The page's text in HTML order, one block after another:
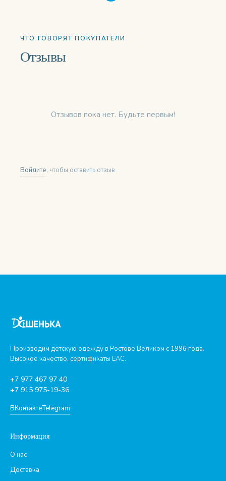
ЧТО ГОВОРЯТ ПОКУПАТЕЛИ
Отзывы
Отзывов пока нет. Будьте первым!
Войдите, чтобы оставить отзыв
Производим детскую одежду в Ростове Великом с 1996 года.
Высокое качество, сертификаты ЕАС.
+7 977 467 97 40
+7 915 975-19-36
ВКонтактеTelegram
Информация
О нас
Доставка